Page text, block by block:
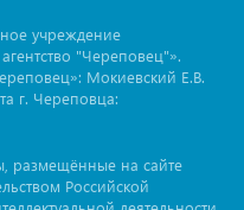
учреждение
"Череповец"».
Мокиевский Е.В.
г. Череповца:
размещённые на сайте
Российской